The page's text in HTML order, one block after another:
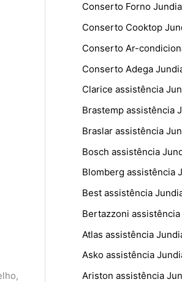
Conserto Forno
Conserto Cooktop
Conserto Ar-
Conserto Adega
Clarice assistência
Brastemp assistência
Braslar assistência
Bosch assistência
Blomberg assistência
Best assistência
Bertazzoni
Atlas assistência
Asko assistência
Ariston assistência